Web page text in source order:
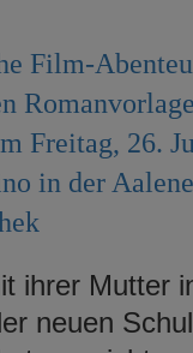
Film-
Freitag, 26.
in der
ihrer Mutter
neuen